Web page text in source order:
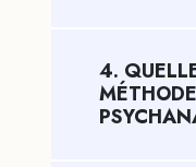
4.